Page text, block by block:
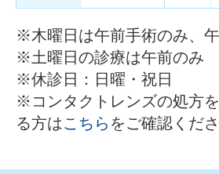
※木曜日は午前手術のみ、
※土曜日の診療は午前のみ
※休診日：日曜・祝日
※コンタクトレンズの処方
る方はこちら をご確認くださ